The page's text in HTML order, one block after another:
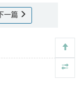
下一篇